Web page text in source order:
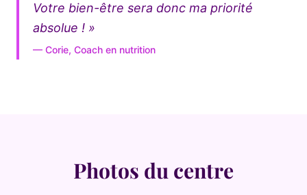
Votre bien-être sera donc ma priorité
absolue ! »
— Corie, Coach en nutrition
Photos du centre